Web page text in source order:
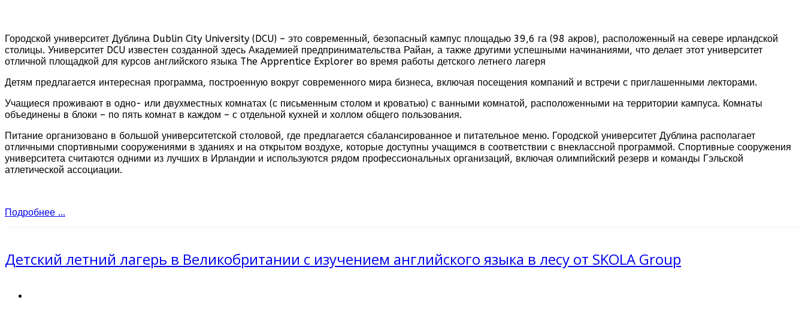
Городской университет Дублина Dublin City University (DCU) – это современный, безопасный кампус площадью 39,6 га (98 акров), расположенный на севере ирландской
столицы. Университет DCU известен созданной здесь Академией предпринимательства Райан, а также другими успешными начинаниями, что делает этот университет
отличной площадкой для курсов английского языка The Apprentice Explorer во время работы детского летнего лагеря
Детям предлагается интересная программа, построенную вокруг современного мира бизнеса, включая посещения компаний и встречи с приглашенными лекторами.
Учащиеся проживают в одно- или двухместных комнатах (с письменным столом и кроватью) с ванными комнатой, расположенными на территории кампуса. Комнаты
объединены в блоки – по пять комнат в каждом – с отдельной кухней и холлом общего пользования.
Питание организовано в большой университетской столовой, где предлагается сбалансированное и питательное меню. Городской университет Дублина располагает
отличными спортивными сооружениями в зданиях и на открытом воздухе, которые доступны учащимся в соответствии с внеклассной программой. Спортивные сооружения
университета считаются одними из лучших в Ирландии и используются рядом профессиональных организаций, включая олимпийский резерв и команды Гэльской
атлетической ассоциации.
Подробнее ...
Детский летний лагерь в Великобритании с изучением английского языка в лесу от SKOLA Group